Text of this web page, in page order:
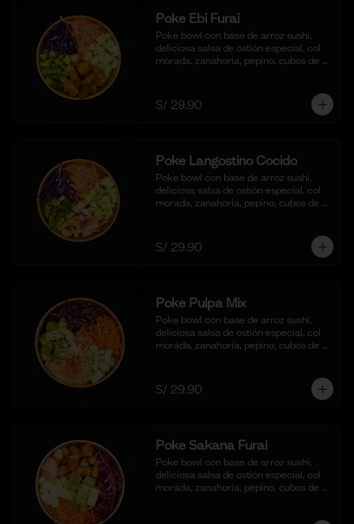
Poke Ebi Furai
Poke bowl con base de arroz sushi,
deliciosa salsa de ostión especial, col
morada, zanahoria, pepino, cubos de
S/ 29.90
Poke Langostino Cocido
Poke bowl con base de arroz sushi,
deliciosa salsa de ostión especial, col
morada, zanahoria, pepino, cubos de
S/ 29.90
Poke Pulpa Mix
Poke bowl con base de arroz sushi,
deliciosa salsa de ostión especial, col
morada, zanahoria, pepino, cubos de
S/ 29.90
Poke Sakana Furai
Poke bowl con base de arroz sushi,
deliciosa salsa de ostión especial, col
morada, zanahoria, pepino, cubos de